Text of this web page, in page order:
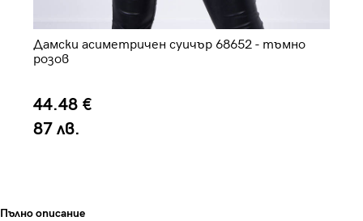
Дамски асиметричен суичър 68652 - тъмно
розов
44.48 €
87 лв.
Пълно описание